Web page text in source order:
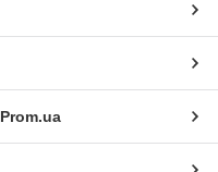
Prom.ua